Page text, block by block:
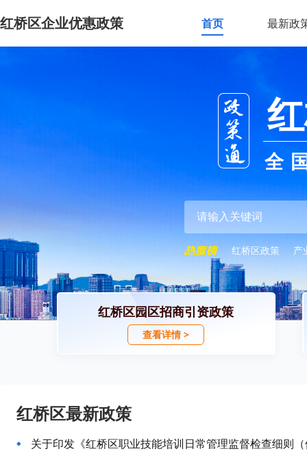
红桥区企业优惠政策 首页 最新政
全
红桥区政策 产
红桥区园区招商引资政策
查看详情 >
红桥区最新政策
关于印发《红桥区职业技能培训日常管理监督检查细则